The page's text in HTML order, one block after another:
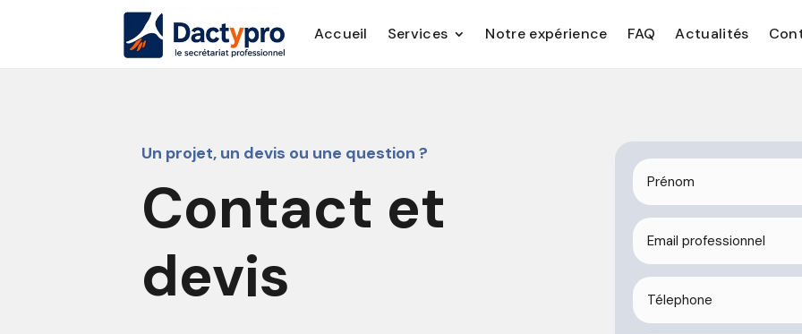
Accueil Services Notre expérience FAQ Actualités
Un projet, un devis ou une question ?
Contact et
devis